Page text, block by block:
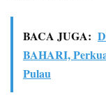
BACA JUGA:
BAHARI,
Pulau